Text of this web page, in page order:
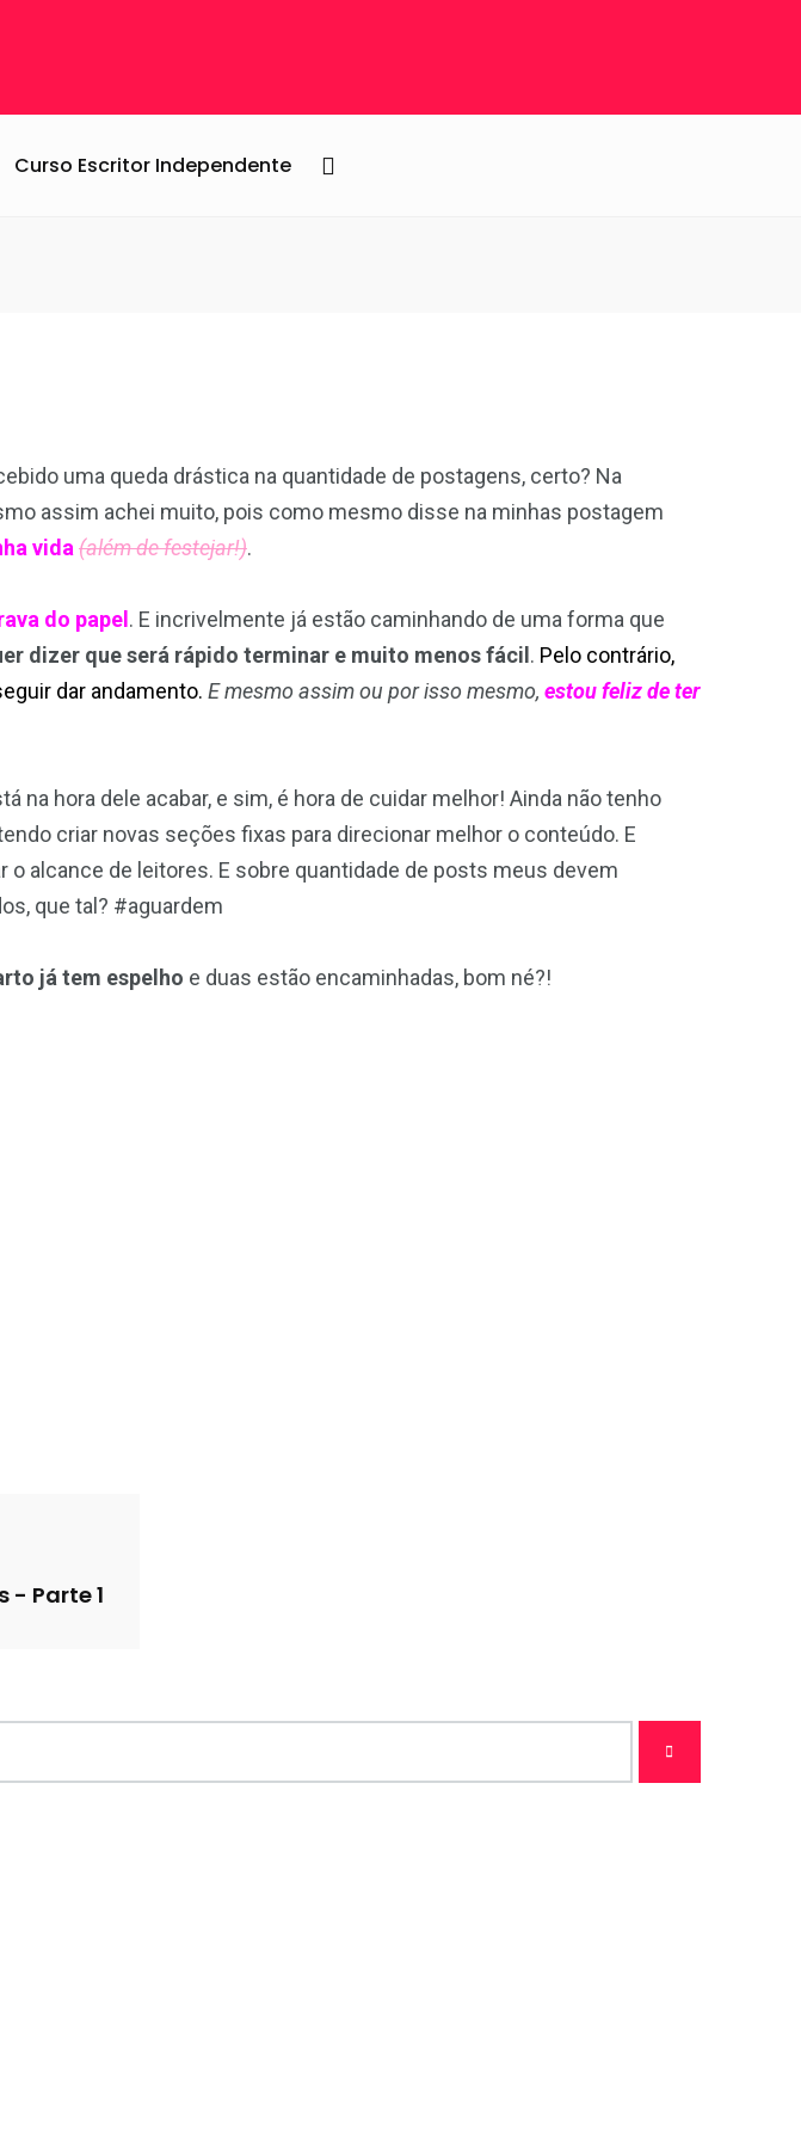
Curso Escritor Independente
uma queda drástica na quantidade de postagens, certo? Na
assim achei muito, pois como mesmo disse na minhas postagem
vida (além de festejar!).
do papel . E incrivelmente já estão caminhando de uma forma que
dizer que será rápido terminar e muito menos fácil . Pelo contrário,
dar andamento. E mesmo assim ou por isso mesmo, estou feliz de ter
hora dele acabar, e sim, é hora de cuidar melhor! Ainda não tenho
criar novas seções fixas para direcionar melhor o conteúdo. E
o alcance de leitores. E sobre quantidade de posts meus devem
que tal? #aguardem
já tem espelho e duas estão encaminhadas, bom né?!
- Parte 1